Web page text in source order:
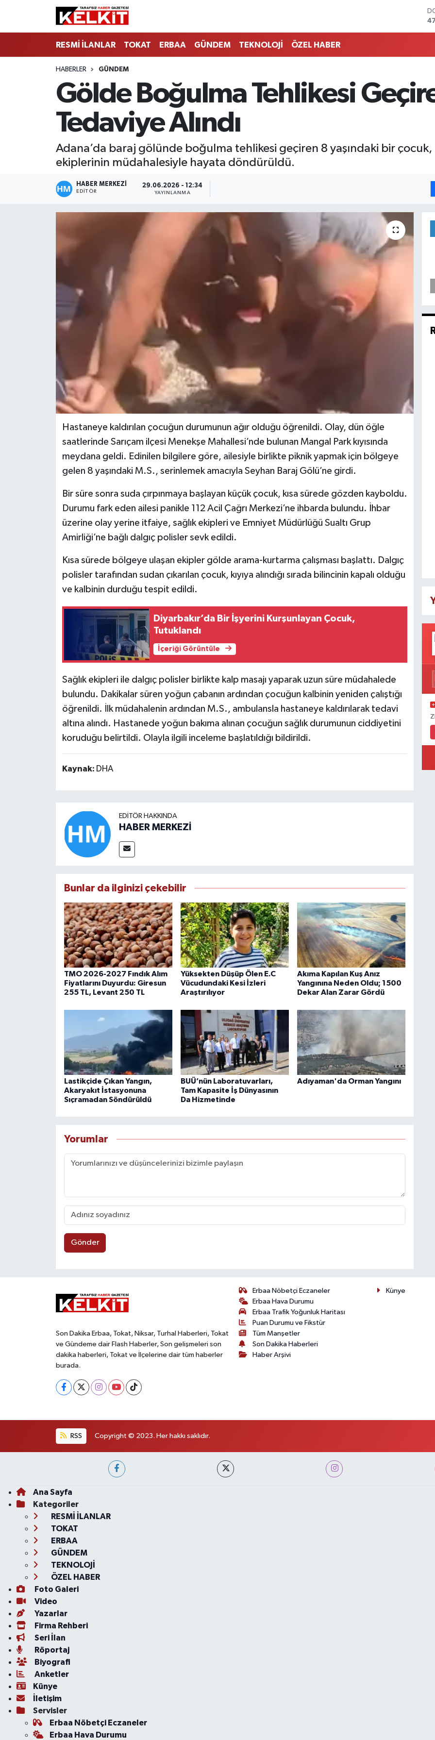
RESMİ İLANLAR TOKAT ERBAA GÜNDEM TEKNOLOJİ ÖZEL HABER
HABERLER GÜNDEM
Gölde Boğulma Tehlikesi
Tedaviye Alındı
Adana’da baraj gölünde boğulma tehlikesi geçiren 8 yaşındaki bir çocuk,
ekiplerinin müdahalesiyle hayata döndürüldü.
HABER MERKEZİ
EDITÖR
29.06.2026 - 12:34
YAYINLANMA
Hastaneye kaldırılan çocuğun durumunun ağır olduğu öğrenildi. Olay, dün öğle
saatlerinde Sarıçam ilçesi Menekşe Mahallesi’nde bulunan Mangal Park kıyısında
meydana geldi. Edinilen bilgilere göre, ailesiyle birlikte piknik yapmak için bölgeye
gelen 8 yaşındaki M.S., serinlemek amacıyla Seyhan Baraj Gölü’ne girdi.
Bir süre sonra suda çırpınmaya başlayan küçük çocuk, kısa sürede gözden kayboldu.
Durumu fark eden ailesi panikle 112 Acil Çağrı Merkezi’ne ihbarda bulundu. İhbar
üzerine olay yerine itfaiye, sağlık ekipleri ve Emniyet Müdürlüğü Sualtı Grup
Amirliği’ne bağlı dalgıç polisler sevk edildi.
Kısa sürede bölgeye ulaşan ekipler gölde arama-kurtarma çalışması başlattı. Dalgıç
polisler tarafından sudan çıkarılan çocuk, kıyıya alındığı sırada bilincinin kapalı olduğu
ve kalbinin durduğu tespit edildi.
Diyarbakır’da Bir İşyerini Kurşunlayan Çocuk,
Tutuklandı
İçeriği Görüntüle
Sağlık ekipleri ile dalgıç polisler birlikte kalp masajı yaparak uzun süre müdahalede
bulundu. Dakikalar süren yoğun çabanın ardından çocuğun kalbinin yeniden çalıştığı
öğrenildi. İlk müdahalenin ardından M.S., ambulansla hastaneye kaldırılarak tedavi
altına alındı. Hastanede yoğun bakıma alınan çocuğun sağlık durumunun ciddiyetini
koruduğu belirtildi. Olayla ilgili inceleme başlatıldığı bildirildi.
Kaynak: DHA
EDITÖR HAKKINDA
HABER MERKEZİ
Bunlar da ilginizi çekebilir
TMO 2026-2027 Fındık Alım
Fiyatlarını Duyurdu: Giresun
255 TL, Levant 250 TL
Yüksekten Düşüp Ölen E.C
Vücudundaki Kesi İzleri
Araştırılıyor
Akıma Kapılan Kuş Anız
Yangınına Neden Oldu; 1500
Dekar Alan Zarar Gördü
Lastikçide Çıkan Yangın,
Akaryakıt İstasyonuna
Sıçramadan Söndürüldü
BUÜ’nün Laboratuvarları,
Tam Kapasite İş Dünyasının
Da Hizmetinde
Adıyaman'da Orman Yangını
Yorumlar
Gönder
Son Dakika Erbaa, Tokat, Niksar, Turhal Haberleri, Tokat
ve Gündeme dair Flash Haberler, Son gelişmeleri son
dakika haberleri, Tokat ve İlçelerine dair tüm haberler
burada.
Erbaa Nöbetçi Eczaneler
Erbaa Hava Durumu
Erbaa Trafik Yoğunluk Haritası
Puan Durumu ve Fikstür
Tüm Manşetler
Son Dakika Haberleri
Haber Arşivi
Künye
RSS Copyright © 2023. Her hakkı saklıdır.
Ana Sayfa
Kategoriler
RESMİ İLANLAR
TOKAT
ERBAA
GÜNDEM
TEKNOLOJİ
ÖZEL HABER
Foto Galeri
Video
Yazarlar
Firma Rehberi
Seri İlan
Röportaj
Biyografi
Anketler
Künye
İletişim
Servisler
Erbaa Nöbetçi Eczaneler
Erbaa Hava Durumu